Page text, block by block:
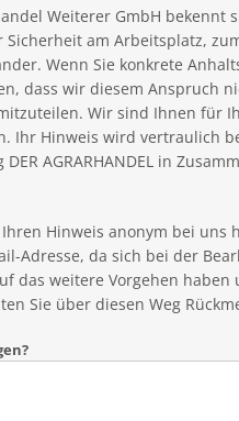
Weiterer GmbH bekennt
Sicherheit am Arbeitsplatz,
Wenn Sie konkrete
dass wir diesem Anspruch
Wir sind Ihnen für
Ihr Hinweis wird vertraulich
DER AGRARHANDEL in
Hinweis anonym bei
Adresse, da sich bei der
das weitere Vorgehen
Sie über diesen Weg